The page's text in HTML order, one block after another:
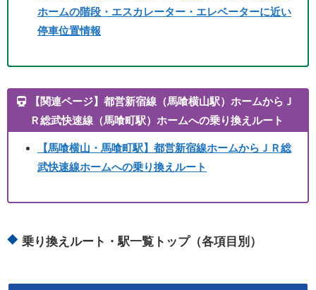
ホームの階段・エスカレーター・エレベーターに近い
停車位置情報
【関連ページ】都営新宿線（馬喰横山駅）ホームからＪ
Ｒ総武快速線（馬喰町駅）ホームへの乗り換えルート
【馬喰横山・馬喰町駅】都営新宿線ホームからＪＲ総
武快速線ホームへの乗り換えルート
乗り換えルート・駅一覧トップ（各項目別）